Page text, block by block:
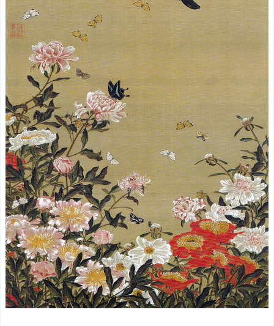
一
度
見
た
ら
忘
れ
な
イ
ン
パ
ク
ト：
群
鶏
図
松、
桐、